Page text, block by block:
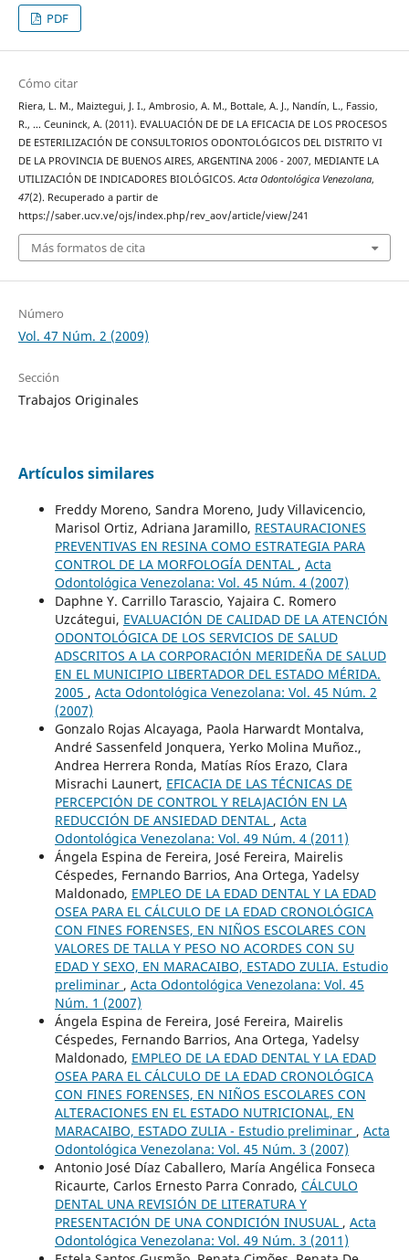
PDF
Cómo citar
Riera, L. M., Maiztegui, J. I., Ambrosio, A. M., Bottale, A. J., Nandín, L., Fassio,
R., … Ceuninck, A. (2011). EVALUACIÓN DE DE LA EFICACIA DE LOS PROCESOS
DE ESTERILIZACIÓN DE CONSULTORIOS ODONTOLÓGICOS DEL DISTRITO VI
DE LA PROVINCIA DE BUENOS AIRES, ARGENTINA 2006 - 2007, MEDIANTE LA
UTILIZACIÓN DE INDICADORES BIOLÓGICOS.Acta Odontológica Venezolana,
47(2). Recuperado a partir de
https://saber.ucv.ve/ojs/index.php/rev_aov/article/view/241
Más formatos de cita
Número
Vol. 47 Núm. 2 (2009)
Sección
Trabajos Originales
Artículos similares
Freddy Moreno, Sandra Moreno, Judy Villavicencio,
Marisol Ortiz, Adriana Jaramillo, RESTAURACIONES
PREVENTIVAS EN RESINA COMO ESTRATEGIA PARA
CONTROL DE LA MORFOLOGÍA DENTAL , Acta
Odontológica Venezolana: Vol. 45 Núm. 4 (2007)
Daphne Y. Carrillo Tarascio, Yajaira C. Romero
Uzcátegui, EVALUACIÓN DE CALIDAD DE LA ATENCIÓN
ODONTOLÓGICA DE LOS SERVICIOS DE SALUD
ADSCRITOS A LA CORPORACIÓN MERIDEÑA DE SALUD
EN EL MUNICIPIO LIBERTADOR DEL ESTADO MÉRIDA.
2005 , Acta Odontológica Venezolana: Vol. 45 Núm. 2
(2007)
Gonzalo Rojas Alcayaga, Paola Harwardt Montalva,
André Sassenfeld Jonquera, Yerko Molina Muñoz.,
Andrea Herrera Ronda, Matías Ríos Erazo, Clara
Misrachi Launert, EFICACIA DE LAS TÉCNICAS DE
PERCEPCIÓN DE CONTROL Y RELAJACIÓN EN LA
REDUCCIÓN DE ANSIEDAD DENTAL , Acta
Odontológica Venezolana: Vol. 49 Núm. 4 (2011)
Ángela Espina de Fereira, José Fereira, Mairelis
Céspedes, Fernando Barrios, Ana Ortega, Yadelsy
Maldonado, EMPLEO DE LA EDAD DENTAL Y LA EDAD
OSEA PARA EL CÁLCULO DE LA EDAD CRONOLÓGICA
CON FINES FORENSES, EN NIÑOS ESCOLARES CON
VALORES DE TALLA Y PESO NO ACORDES CON SU
EDAD Y SEXO, EN MARACAIBO, ESTADO ZULIA. Estudio
preliminar , Acta Odontológica Venezolana: Vol. 45
Núm. 1 (2007)
Ángela Espina de Fereira, José Fereira, Mairelis
Céspedes, Fernando Barrios, Ana Ortega, Yadelsy
Maldonado, EMPLEO DE LA EDAD DENTAL Y LA EDAD
OSEA PARA EL CÁLCULO DE LA EDAD CRONOLÓGICA
CON FINES FORENSES, EN NIÑOS ESCOLARES CON
ALTERACIONES EN EL ESTADO NUTRICIONAL, EN
MARACAIBO, ESTADO ZULIA - Estudio preliminar , Acta
Odontológica Venezolana: Vol. 45 Núm. 3 (2007)
Antonio José Díaz Caballero, María Angélica Fonseca
Ricaurte, Carlos Ernesto Parra Conrado, CÁLCULO
DENTAL UNA REVISIÓN DE LITERATURA Y
PRESENTACIÓN DE UNA CONDICIÓN INUSUAL , Acta
Odontológica Venezolana: Vol. 49 Núm. 3 (2011)